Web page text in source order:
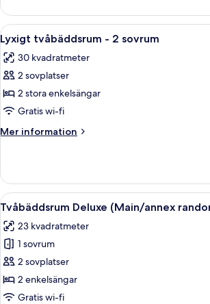
Double
Studio
Öppna
alla
foton
för
Lyxigt
tvåbäddsrum
-
2
Ett
9
Lyxigt tvåbäddsrum - 2 sovrum
30 kvadratmeter
2 sovplatser
2 stora enkelsängar
Gratis wi-fi
Mer information
Mer
tvåbäddsrum
2
Öppna
alla
foton
för
Tvåbäddsrum
Deluxe
(Main/annex
Ett
14
Tvåbäddsrum Deluxe (Main/annex
23 kvadratmeter
1 sovrum
2 sovplatser
2 enkelsängar
Gratis wi-fi